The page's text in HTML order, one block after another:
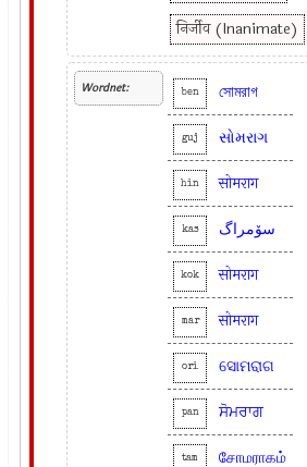
निर्जीव (Inanimate)
Wordnet: ben সোমরাগ
guj સોમરાગ
hin सोमराग
kas سوٚمراگ
kok सोमराग
mar सोमराग
ori ସୋମରାଗ
pan ਸੋਮਰਾਗ
tam சோமராகம்